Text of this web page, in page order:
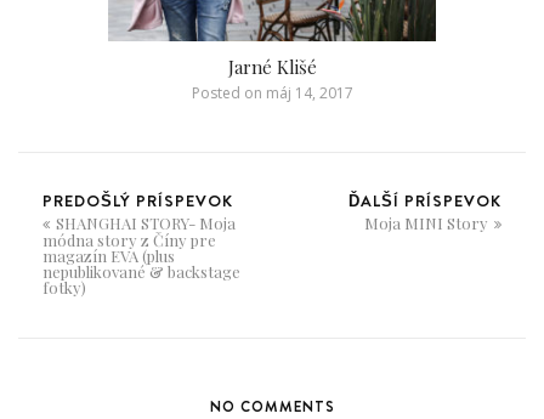
Jarné Klišé
Posted on máj 14, 2017
PREDOŠLÝ PRÍSPEVOK
SHANGHAI STORY- Moja
módna story z Číny pre
magazín EVA (plus
nepublikované & backstage
fotky)
ĎALŠÍ PRÍSPEVOK
Moja MINI Story
NO COMMENTS